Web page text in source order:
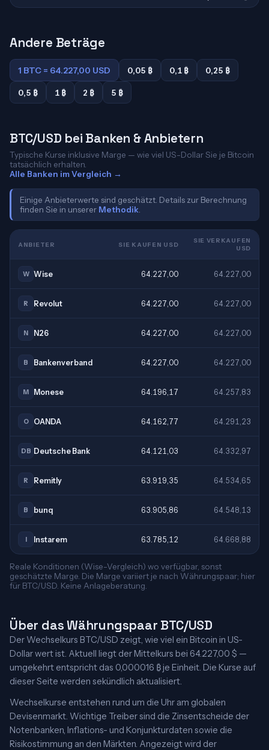
Andere Beträge
1 BTC = 64.227,00 USD 0,05 ₿ 0,1 ₿ 0,25 ₿
0,5 ₿ 1 ₿ 2 ₿ 5 ₿
BTC/USD bei Banken & Anbietern
Typische Kurse inklusive Marge — wie viel US-Dollar Sie je Bitcoin
tatsächlich erhalten.
Alle Banken im Vergleich →
Einige Anbieterwerte sind geschätzt. Details zur Berechnung
finden Sie in unserer Methodik
ANBIETER SIE KAUFEN USD
SIE VERKAUFEN
USD
W Wise 64.227,00 64.227,00
R Revolut 64.227,00 64.227,00
N N26 64.227,00 64.227,00
B Bankenverband 64.227,00 64.227,00
M Monese 64.196,17 64.257,83
O OANDA 64.162,77 64.291,23
DB Deutsche Bank 64.121,03 64.332,97
R Remitly 63.919,35 64.534,65
B bunq 63.905,86 64.548,13
I Instarem 63.785,12 64.668,88
Reale Konditionen (Wise-Vergleich) wo verfügbar, sonst
geschätzte Marge. Die Marge variiert je nach Währungspaar; hier
für BTC/USD. Keine Anlageberatung.
Über das Währungspaar BTC/USD
Der Wechselkurs BTC/USD zeigt, wie viel ein Bitcoin in US-
Dollar wert ist. Aktuell liegt der Mittelkurs bei 64.227,00 $ —
umgekehrt entspricht das 0,000016 ₿ je Einheit. Die Kurse auf
dieser Seite werden sekündlich aktualisiert.
Wechselkurse entstehen rund um die Uhr am globalen
Devisenmarkt. Wichtige Treiber sind die Zinsentscheide der
Notenbanken, Inflations- und Konjunkturdaten sowie die
Risikostimmung an den Märkten. Angezeigt wird der